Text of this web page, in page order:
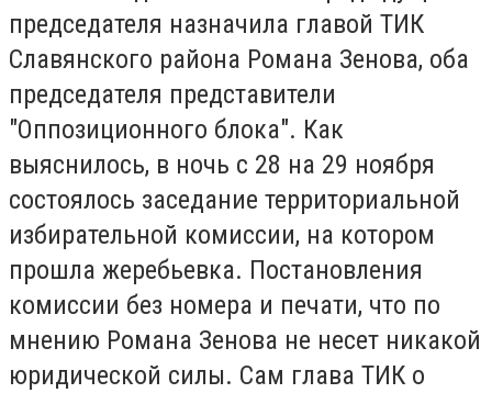
председателя назначила главой ТИК
Славянского района Романа Зенова, оба
председателя представители
"Оппозиционного блока". Как
выяснилось, в ночь с 28 на 29 ноября
состоялось заседание территориальной
избирательной комиссии, на котором
прошла жеребьевка. Постановления
комиссии без номера и печати, что по
мнению Романа Зенова не несет никакой
юридической силы. Сам глава ТИК о